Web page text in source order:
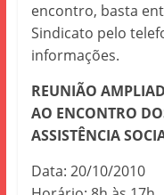
encontro, basta
Sindicato pelo
informações.
REUNIÃO
AO ENCONTRO
ASSISTÊNCIA
Data: 20/10/2010